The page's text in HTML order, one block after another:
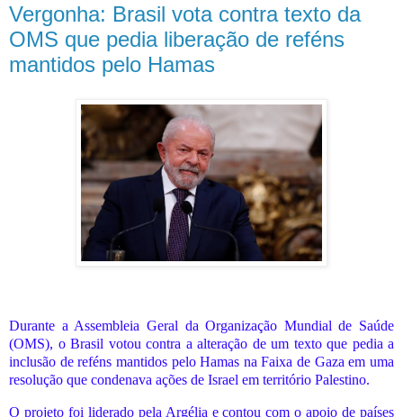
Vergonha: Brasil vota contra texto da
OMS que pedia liberação de reféns
mantidos pelo Hamas
Durante a Assembleia Geral da Organização Mundial de Saúde
(OMS), o Brasil votou contra a alteração de um texto que pedia a
inclusão de reféns mantidos pelo Hamas na Faixa de Gaza em uma
resolução que condenava ações de Israel em território Palestino.
O projeto foi liderado pela Argélia e contou com o apoio de países